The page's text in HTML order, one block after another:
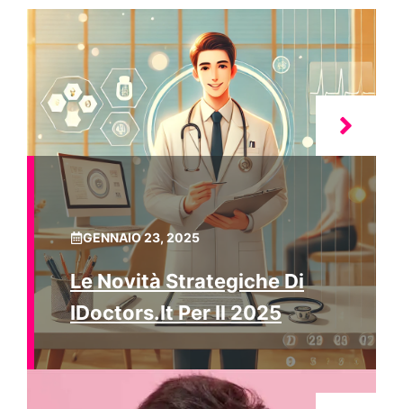
GENNAIO 23, 2025
Le Novità Strategiche Di
IDoctors.it Per Il 2025